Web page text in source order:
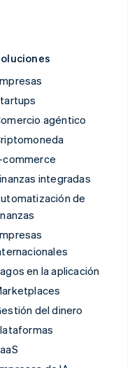
agéntico
commerce
integradas
de
en la aplicación
del dinero